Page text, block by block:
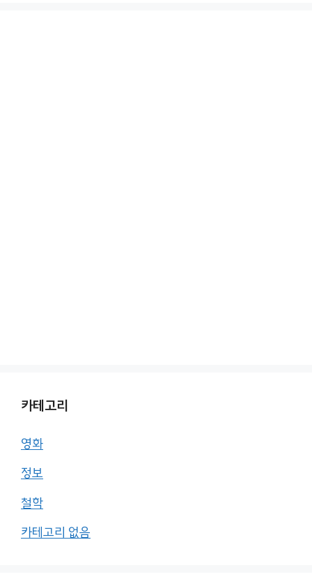
카테고리
영화
정보
철학
카테고리 없음